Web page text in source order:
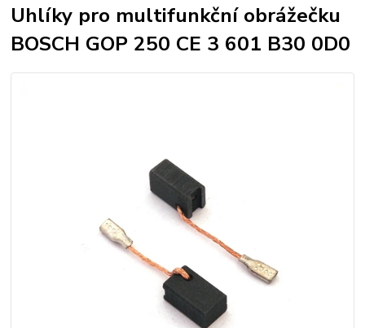
Uhlíky pro multifunkční obrážečku
BOSCH GOP 250 CE 3 601 B30 0D0